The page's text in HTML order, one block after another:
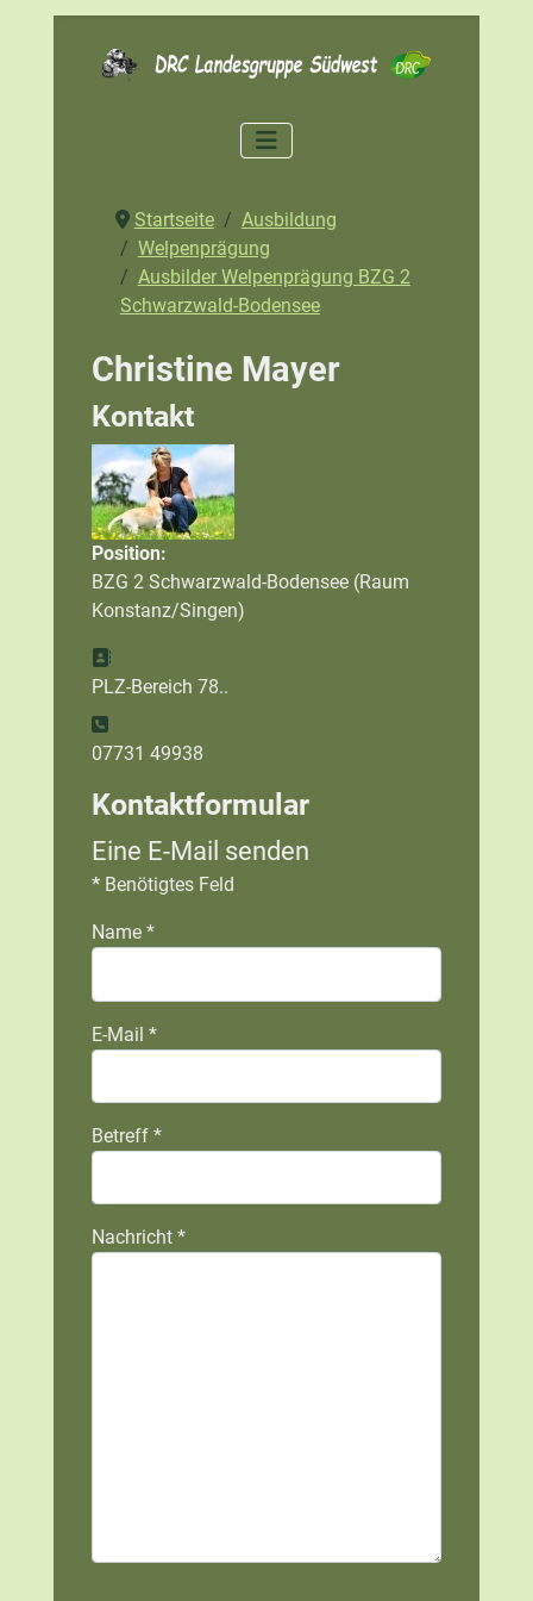
Startseite
Ausbildung
Welpenprägung
Ausbilder Welpenprägung BZG 2
Schwarzwald-Bodensee
Christine Mayer
Kontakt
Position:
BZG 2 Schwarzwald-Bodensee (Raum
Konstanz/Singen)
Adresse:
PLZ-Bereich 78..
Telefon:
07731 49938
Kontaktformular
Eine E-Mail senden
*Benötigtes Feld
Name*
E-Mail *
Betreff*
Nachricht*